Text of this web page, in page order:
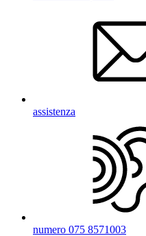
assistenza
numero 075 8571003